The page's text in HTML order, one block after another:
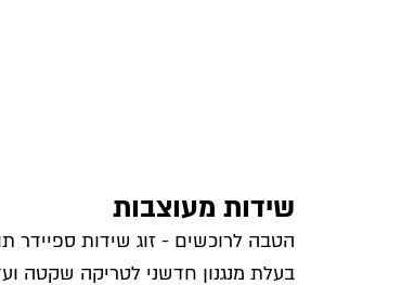
שידות מעוצבות
הטבה לרוכשים - זוג שידות ספיידר